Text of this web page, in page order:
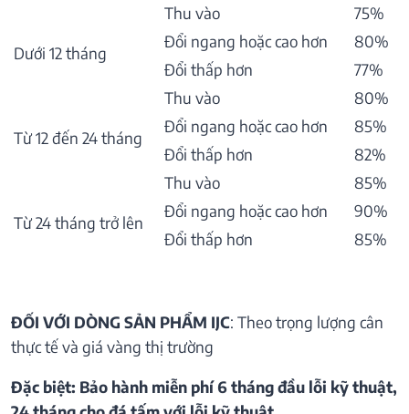
Dưới 12 tháng
Thu vào
75%
Đổi ngang hoặc cao hơn
80%
Đổi thấp hơn
77%
Từ 12 đến 24 tháng
Thu vào
80%
Đổi ngang hoặc cao hơn
85%
Đổi thấp hơn
82%
Từ 24 tháng trở lên
Thu vào
85%
Đổi ngang hoặc cao hơn
90%
Đổi thấp hơn
85%
ĐỐI VỚI DÒNG SẢN PHẨM IJC: Theo trọng lượng cân
thực tế và giá vàng thị trường
Đặc biệt: Bảo hành miễn phí 6 tháng đầu lỗi kỹ thuật,